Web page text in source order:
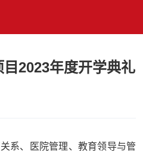
2023年度开学典礼
系、医院管理、教育领导与管